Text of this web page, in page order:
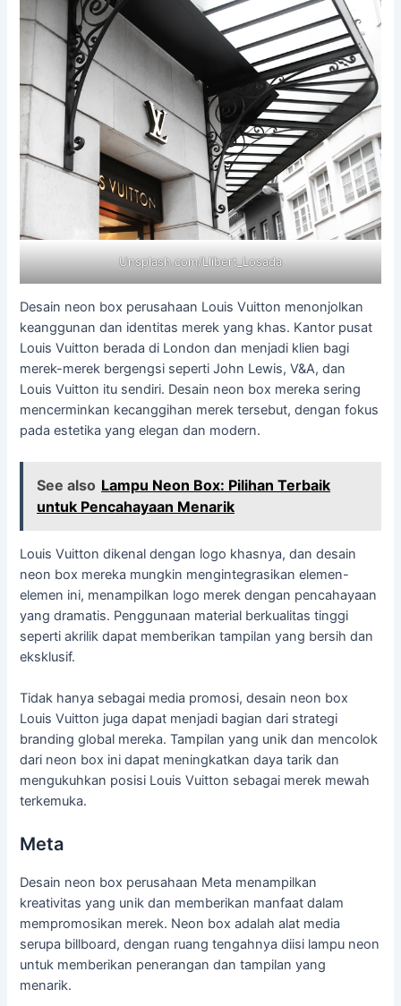
Unsplash.com/Llibert_Losada
Desain neon box perusahaan Louis Vuitton menonjolkan
keanggunan dan identitas merek yang khas. Kantor pusat
Louis Vuitton berada di London dan menjadi klien bagi
merek-merek bergengsi seperti John Lewis, V&A, dan
Louis Vuitton itu sendiri. Desain neon box mereka sering
mencerminkan kecanggihan merek tersebut, dengan fokus
pada estetika yang elegan dan modern.
See also Lampu Neon Box: Pilihan Terbaik
untuk Pencahayaan Menarik
Louis Vuitton dikenal dengan logo khasnya, dan desain
neon box mereka mungkin mengintegrasikan elemen-
elemen ini, menampilkan logo merek dengan pencahayaan
yang dramatis. Penggunaan material berkualitas tinggi
seperti akrilik dapat memberikan tampilan yang bersih dan
eksklusif.
Tidak hanya sebagai media promosi, desain neon box
Louis Vuitton juga dapat menjadi bagian dari strategi
branding global mereka. Tampilan yang unik dan mencolok
dari neon box ini dapat meningkatkan daya tarik dan
mengukuhkan posisi Louis Vuitton sebagai merek mewah
terkemuka.
Meta
Desain neon box perusahaan Meta menampilkan
kreativitas yang unik dan memberikan manfaat dalam
mempromosikan merek. Neon box adalah alat media
serupa billboard, dengan ruang tengahnya diisi lampu neon
untuk memberikan penerangan dan tampilan yang
menarik.